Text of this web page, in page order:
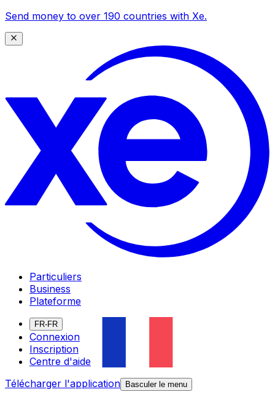
Send money to over 190 countries with Xe.
Particuliers
Business
Plateforme
FR-FR
Connexion
Inscription
Centre d'aide
Télécharger l'application
Basculer le menu